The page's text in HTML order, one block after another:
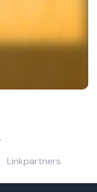
Linkpartners